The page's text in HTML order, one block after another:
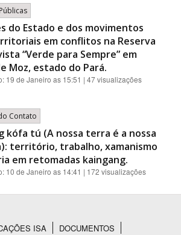
do Estado e dos movimentos
em conflitos na Reserva
“Verde para Sempre” em
Moz, estado do Pará.
19 de Janeiro as 15:51 | 47 visualizações
Contato
kófa tú (A nossa terra é a nossa
território, trabalho, xamanismo
em retomadas kaingang.
10 de Janeiro as 14:41 | 172 visualizações
ISA DOCUMENTOS